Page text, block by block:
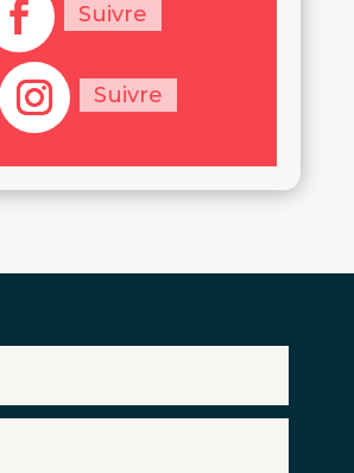
Suivre
Suivre